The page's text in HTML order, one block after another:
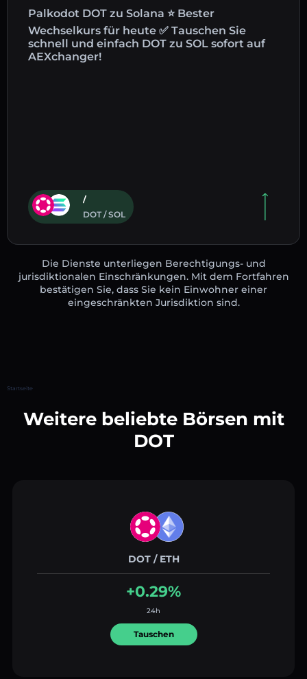
Palkodot DOT zu Solana ⭐ Bester
Wechselkurs für heute ✅ Tauschen Sie
schnell und einfach DOT zu SOL sofort auf
AEXchanger!
/
DOT / SOL
Die Dienste unterliegen Berechtigungs- und
jurisdiktionalen Einschränkungen. Mit dem Fortfahren
bestätigen Sie, dass Sie kein Einwohner einer
eingeschränkten Jurisdiktion sind.
Startseite
Weitere beliebte Börsen mit
DOT
DOT / ETH
+0.29%
24h
Tauschen